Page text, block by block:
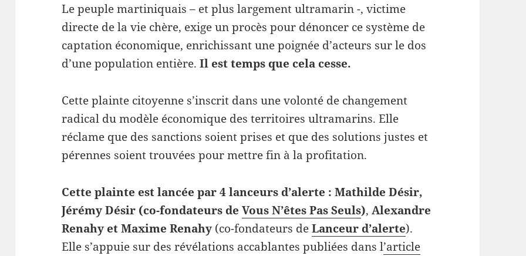
Le peuple martiniquais – et plus largement ultramarin -, victime
directe de la vie chère, exige un procès pour dénoncer ce système de
captation économique, enrichissant une poignée d’acteurs sur le dos
d’une population entière.Il est temps que cela cesse.
Cette plainte citoyenne s’inscrit dans une volonté de changement
radical du modèle économique des territoires ultramarins. Elle
réclame que des sanctions soient prises et que des solutions justes et
pérennes soient trouvées pour mettre fin à la profitation.
Cette plainte est lancée par 4 lanceurs d’alerte : Mathilde Désir,
Jérémy Désir (co-fondateurs deVous N’êtes Pas Seuls), Alexandre
Renahy et Maxime Renahy (co-fondateurs deLanceur d’alerte).
Elle s’appuie sur des révélations accablantes publiées dans l’article